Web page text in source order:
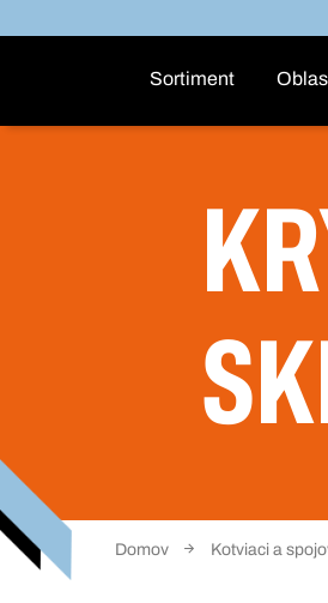
Sortiment
Domov Kotviaci a